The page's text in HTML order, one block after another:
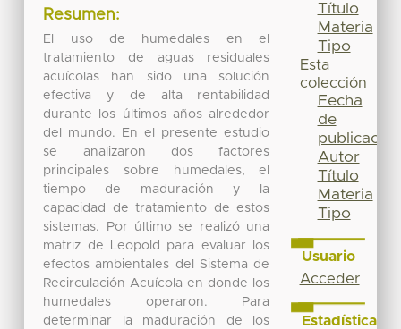
Resumen:
El uso de humedales en el
tratamiento de aguas residuales
acuícolas han sido una solución
efectiva y de alta rentabilidad
durante los últimos años alrededor
del mundo. En el presente estudio
se analizaron dos factores
principales sobre humedales, el
tiempo de maduración y la
capacidad de tratamiento de estos
sistemas. Por último se realizó una
matriz de Leopold para evaluar los
efectos ambientales del Sistema de
Recirculación Acuícola en donde los
humedales operaron. Para
determinar la maduración de los
Título
Materia
Tipo
Esta
colección
Fecha
de
publicación
Autor
Título
Materia
Tipo
Usuario
Acceder
Estadísticas